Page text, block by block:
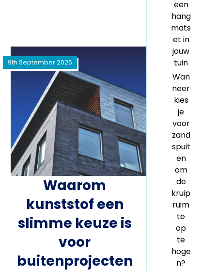
Waarom
kunststof een
slimme keuze is
voor
buitenprojecten
9th September 2025
een
hang
mats
et in
jouw
tuin
Wan
neer
kies
je
voor
zand
spuit
en
om
de
kruip
ruim
te
op
te
hoge
n?